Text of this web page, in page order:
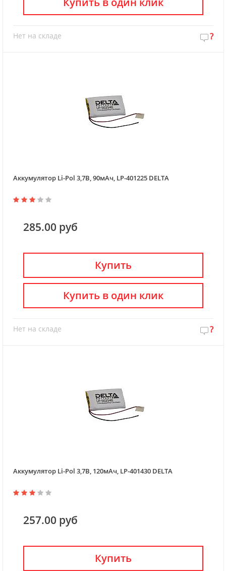
Нет на складе ?
Аккумулятор Li-Pol 3,7В, 90мАч, LP-401225 DELTA
285.00 руб
Купить
Нет на складе ?
Купить в один клик
Аккумулятор Li-Pol 3,7В, 120мАч, LP-401430 DELTA
257.00 руб
Купить